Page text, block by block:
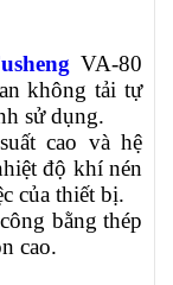
VA-80
không tải tự
sử dụng.
cao và hệ
độ khí nén
của thiết bị.
bằng thép
cao.